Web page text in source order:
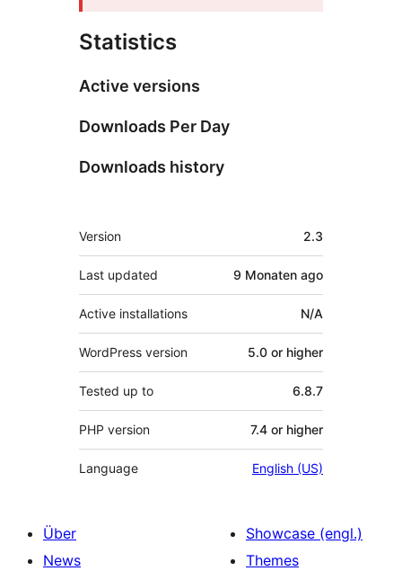
Statistics
Active versions
Downloads Per Day
Downloads history
Meta
Version 2.3
Last updated 9 Monaten ago
Active installations N/A
WordPress version 5.0 or higher
Tested up to 6.8.7
PHP version 7.4 or higher
Language English (US)
Über
News
Showcase (engl.)
Themes